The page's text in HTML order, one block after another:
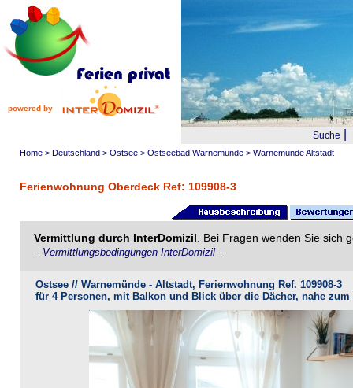
powered by
Suche
Home > Deutschland > Ostsee > Ostseebad Warnemünde > Warnemünde Altstadt
Ferienwohnung Oberdeck Ref: 109908-3
Vermittlung durch InterDomizil . Bei Fragen wenden Sie sich
- Vermittlungsbedingungen InterDomizil -
Ostsee // Warnemünde - Altstadt, Ferienwohnung Ref. 109908-3
für 4 Personen, mit Balkon und Blick über die Dächer, nahe